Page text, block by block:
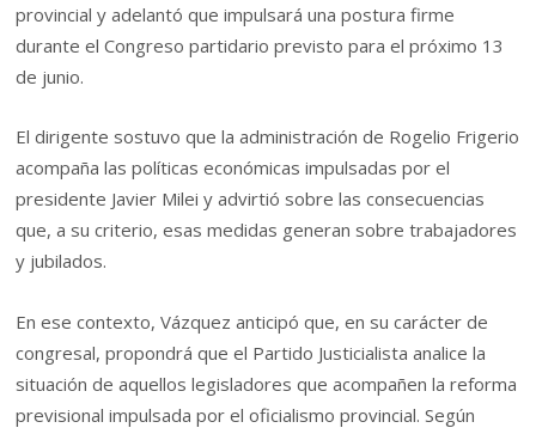
provincial y adelantó que impulsará una postura firme
durante el Congreso partidario previsto para el próximo 13
de junio.
El dirigente sostuvo que la administración de Rogelio Frigerio
acompaña las políticas económicas impulsadas por el
presidente Javier Milei y advirtió sobre las consecuencias
que, a su criterio, esas medidas generan sobre trabajadores
y jubilados.
En ese contexto, Vázquez anticipó que, en su carácter de
congresal, propondrá que el Partido Justicialista analice la
situación de aquellos legisladores que acompañen la reforma
previsional impulsada por el oficialismo provincial. Según